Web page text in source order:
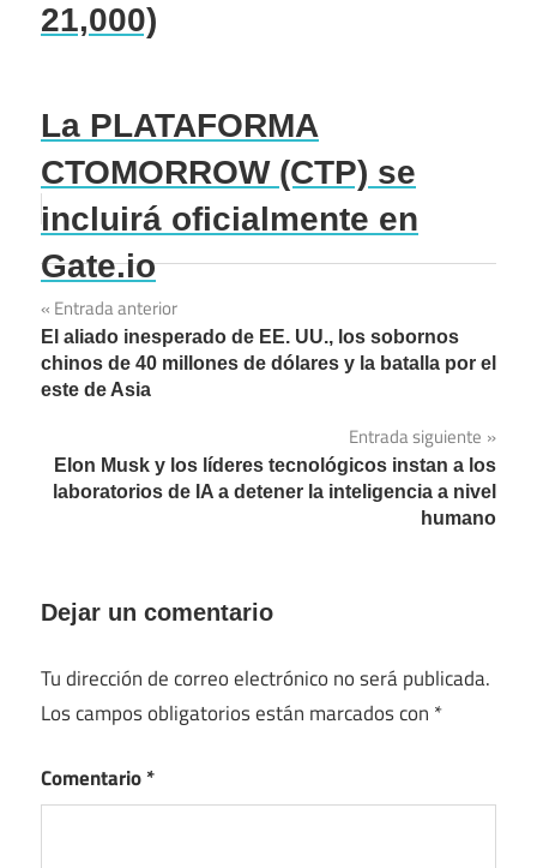
21,000)
La PLATAFORMA
CTOMORROW (CTP) se
incluirá oficialmente en
Gate.io
Navegación
de
entradas
Entrada anterior
El aliado inesperado de EE. UU., los sobornos
chinos de 40 millones de dólares y la batalla por el
este de Asia
Entrada siguiente
Elon Musk y los líderes tecnológicos instan a los
laboratorios de IA a detener la inteligencia a nivel
humano
Dejar un comentario
Tu dirección de correo electrónico no será publicada.
Los campos obligatorios están marcados con *
Comentario*